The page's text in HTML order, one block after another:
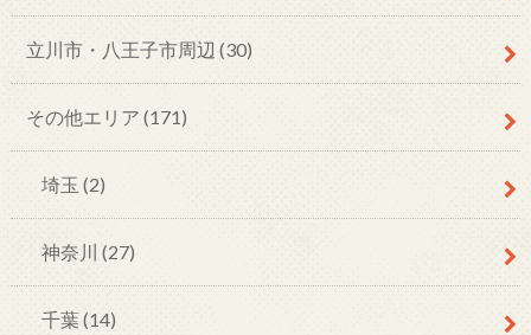
立川市・八王子市周辺 (30)
その他エリア (171)
埼玉 (2)
神奈川 (27)
千葉(14)